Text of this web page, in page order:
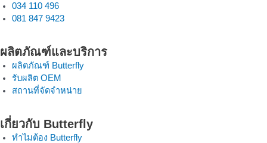
034 110 496
081 847 9423
ผลิตภัณฑ์และบริการ
ผลิตภัณฑ์ Butterfly
รับผลิต OEM
สถานที่จัดจำหน่าย
เกี่ยวกับ Butterfly
ทำไมต้อง Butterfly